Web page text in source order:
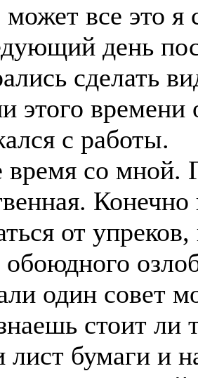
все это я
день
сделать
этого
с работы.
со мной.
от
обоюдного
один совет
стоит ли
лист бумаги и